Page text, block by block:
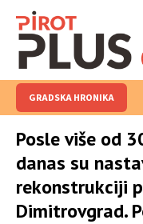
GRADSKA HRONIKA
Posle više od
danas su
rekonstrukciji
Dimitrovgrad.